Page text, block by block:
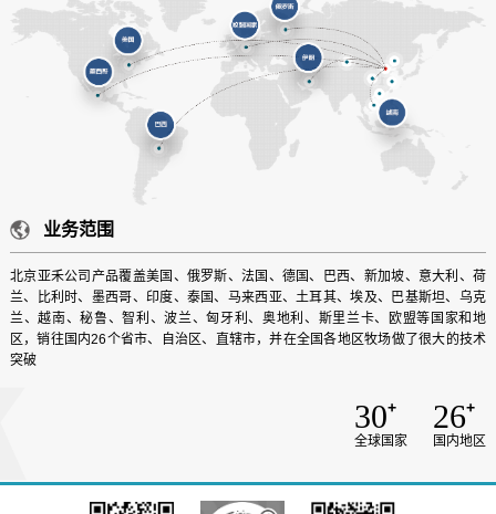
业务范围
北京亚禾公司产品覆盖美国、俄罗斯、法国、德国、巴西、新加坡、意大利、荷
兰、比利时、墨西哥、印度、泰国、马来西亚、土耳其、埃及、巴基斯坦、乌克
兰、越南、秘鲁、智利、波兰、匈牙利、奥地利、斯里兰卡、欧盟等国家和地
区，销往国内26个省市、自治区、直辖市，并在全国各地区牧场做了很大的技术
突破
30+
全球国家
26+
国内地区